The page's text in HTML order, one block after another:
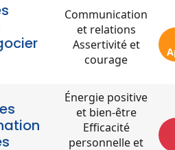
Communication
et relations
Assertivité et
courage
Énergie positive
et bien-être
Efficacité
personnelle et